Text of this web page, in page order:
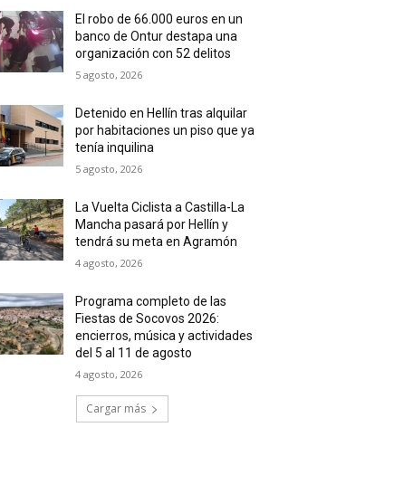
El robo de 66.000 euros en un
banco de Ontur destapa una
organización con 52 delitos
5 agosto, 2026
Detenido en Hellín tras alquilar
por habitaciones un piso que ya
tenía inquilina
5 agosto, 2026
La Vuelta Ciclista a Castilla-La
Mancha pasará por Hellín y
tendrá su meta en Agramón
4 agosto, 2026
Programa completo de las
Fiestas de Socovos 2026:
encierros, música y actividades
del 5 al 11 de agosto
4 agosto, 2026
Cargar más